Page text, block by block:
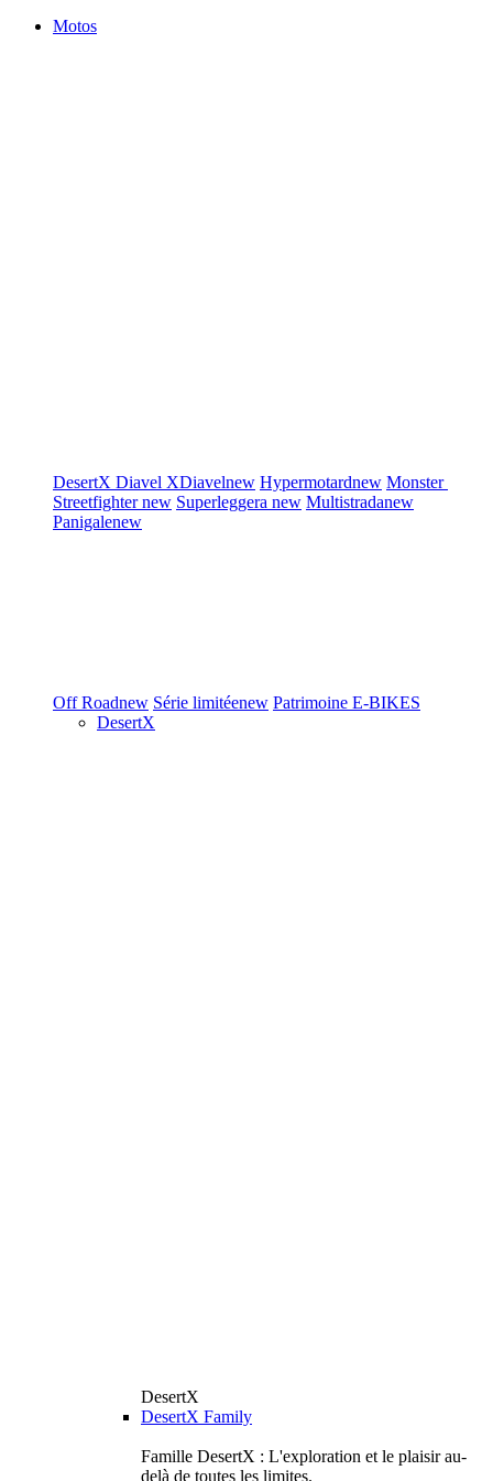
Motos
DesertX Diavel XDiavelnew Hypermotardnew Monster
Streetfighternew Superleggera new Multistradanew
Panigalenew
Off Roadnew Série limitéenew Patrimoine E-BIKES
DesertX
DesertX
DesertX Family
Famille DesertX : L'exploration et le plaisir au-
delà de toutes les limites.